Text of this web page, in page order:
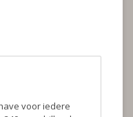
voor iedere